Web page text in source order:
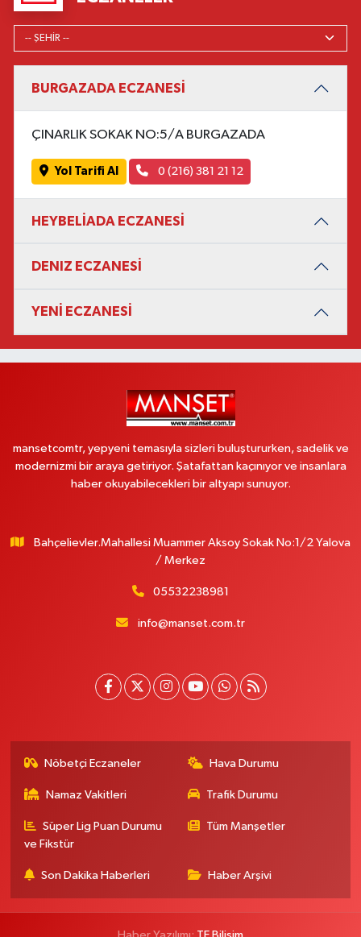
BURGAZADA ECZANESİ
ÇINARLIK SOKAK NO:5/A BURGAZADA
Yol Tarifi Al 0 (216) 381 21 12
HEYBELİADA ECZANESİ
DENIZ ECZANESİ
YENİ ECZANESİ
mansetcomtr, yepyeni temasıyla sizleri buluştururken, sadelik ve
modernizmi bir araya getiriyor. Şatafattan kaçınıyor ve insanlara
haber okuyabilecekleri bir altyapı sunuyor.
Bahçelievler.Mahallesi Muammer Aksoy Sokak No:1/2 Yalova
/ Merkez
05532238981
info@manset.com.tr
Nöbetçi Eczaneler Hava Durumu
Namaz Vakitleri Trafik Durumu
Süper Lig Puan Durumu
ve Fikstür
Tüm Manşetler
Son Dakika Haberleri Haber Arşivi
Haber Yazılımı: TE Bilişim